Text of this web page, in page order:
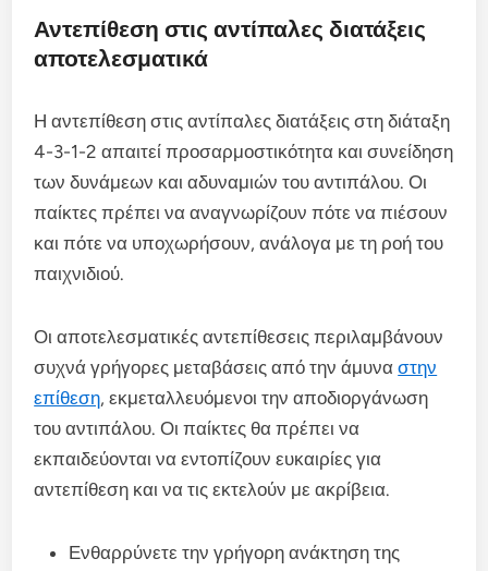
Αντεπίθεση στις αντίπαλες διατάξεις
αποτελεσματικά
Η αντεπίθεση στις αντίπαλες διατάξεις στη διάταξη
4-3-1-2 απαιτεί προσαρμοστικότητα και συνείδηση
των δυνάμεων και αδυναμιών του αντιπάλου. Οι
παίκτες πρέπει να αναγνωρίζουν πότε να πιέσουν
και πότε να υποχωρήσουν, ανάλογα με τη ροή του
παιχνιδιού.
Οι αποτελεσματικές αντεπίθεσεις περιλαμβάνουν
συχνά γρήγορες μεταβάσεις από την άμυναστην
επίθεση, εκμεταλλευόμενοι την αποδιοργάνωση
του αντιπάλου. Οι παίκτες θα πρέπει να
εκπαιδεύονται να εντοπίζουν ευκαιρίες για
αντεπίθεση και να τις εκτελούν με ακρίβεια.
Ενθαρρύνετε την γρήγορη ανάκτηση της